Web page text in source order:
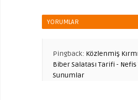
YORUMLAR
Pingback: Közlenmiş
Biber Salatası Tarifi -
Sunumlar